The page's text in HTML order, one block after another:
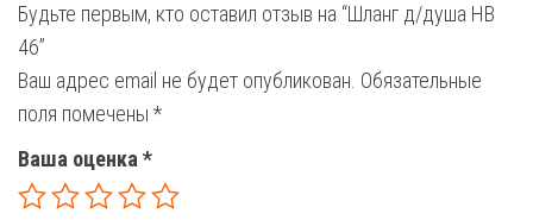
Будьте первым, кто оставил отзыв на “Шланг д/душа HB
46”
Ваш адрес email не будет опубликован. Обязательные
поля помечены *
Ваша оценка *